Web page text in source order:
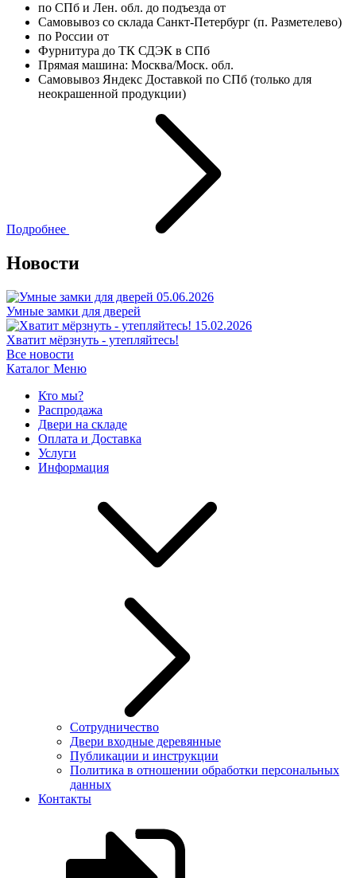
по СПб и Лен. обл. до подъезда от
Самовывоз со склада Санкт-Петербург (п. Разметелево)
по России от
Фурнитура до ТК СДЭК в СПб
Прямая машина: Москва/Моск. обл.
Самовывоз Яндекс Доставкой по СПб (только для
неокрашенной продукции)
Подробнее
Новости
05.06.2026
Умные замки для дверей
15.02.2026
Хватит мёрзнуть - утепляйтесь!
Все новости
Каталог Меню
Кто мы?
Распродажа
Двери на складе
Оплата и Доставка
Услуги
Информация
Сотрудничество
Двери входные деревянные
Публикации и инструкции
Политика в отношении обработки персональных
данных
Контакты